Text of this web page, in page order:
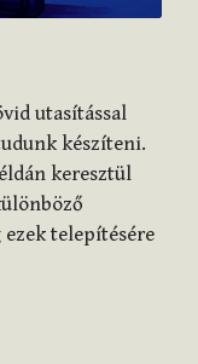
utasítással
készíteni.
keresztül
telepítésére